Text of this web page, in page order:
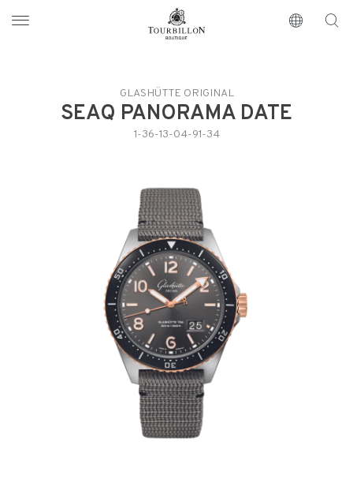
https://www.tourbillon.com/fr
GLASHÜTTE ORIGINAL
SEAQ PANORAMA DATE
1-36-13-04-91-34